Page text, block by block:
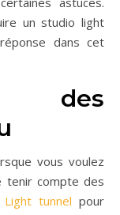
un studio light
dans cet
des
vous voulez
tenir compte des
Light tunnel pour